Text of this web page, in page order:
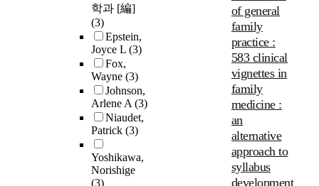
학과 [編]
(3)
Epstein,
Joyce L (3)
Fox,
Wayne (3)
Johnson,
Arlene A(3)
Niaudet,
Patrick (3)
Yoshikawa,
Norishige
(3)
of general
family
practice :
583 clinical
vignettes in
family
medicine :
an
alternative
approach to
syllabus
development